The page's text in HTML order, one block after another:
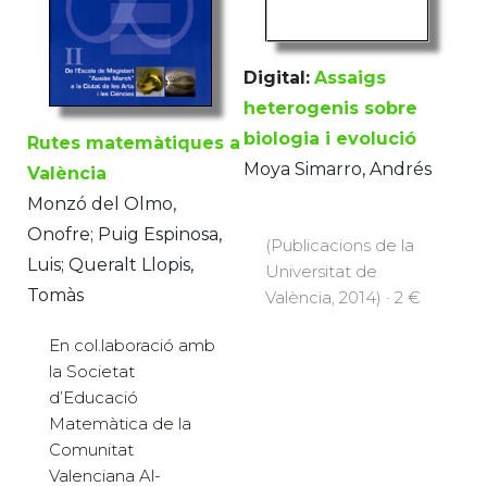
Rutes matemàtiques a
València
Monzó del Olmo,
Onofre; Puig Espinosa,
Luis; Queralt Llopis,
Tomàs
En col.laboració amb
la Societat
d’Educació
Matemàtica de la
Comunitat
Valenciana Al-
Digital: Assaigs
heterogenis sobre
biologia i evolució
Moya Simarro, Andrés
(Publicacions de la
Universitat de
València, 2014) · 2 €